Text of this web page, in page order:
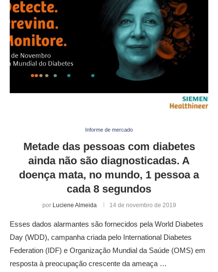
Informe de mercado
Metade das pessoas com diabetes
ainda não são diagnosticadas. A
doença mata, no mundo, 1 pessoa a
cada 8 segundos
por Luciene Almeida 14 de novembro de 2019
Esses dados alarmantes são fornecidos pela World Diabetes
Day (WDD), campanha criada pelo International Diabetes
Federation (IDF) e Organização Mundial da Saúde (OMS) em
resposta à preocupação crescente da ameaça …